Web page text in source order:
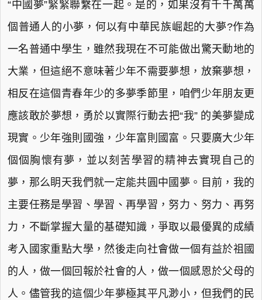
“中國夢”緊緊聯繫在一起。是的，如果沒有千千萬萬
個普通人的小夢，何以有中華民族崛起的大夢?作為
一名普通中學生，雖然我現在不可能做出驚天動地的
大業，但這絕不意味著少年不需要夢想，放棄夢想，
相反在這個青春年少的多夢季節里，咱們少年朋友更
應該敢於夢想，勇於以實際行動去把“我” 的美夢變成
現實。少年強則國強，少年富則國富。只要廣大少年
個個胸懷有夢，並以刻苦學習的精神去實現自己的
夢，那么眀天我們就一定能共圓中國夢。目前，我的
主要任務是學習、學習、再學習，努力、努力、再努
力，不斷掌握大量的基礎知識，爭取以最優異的成績
考入國家重點大學，然後走向社會做一個有益於祖國
的人，做一個回報於社會的人，做一個感恩於父母的
人。儘管我的這個少年夢極其平凡渺小，但我們的民